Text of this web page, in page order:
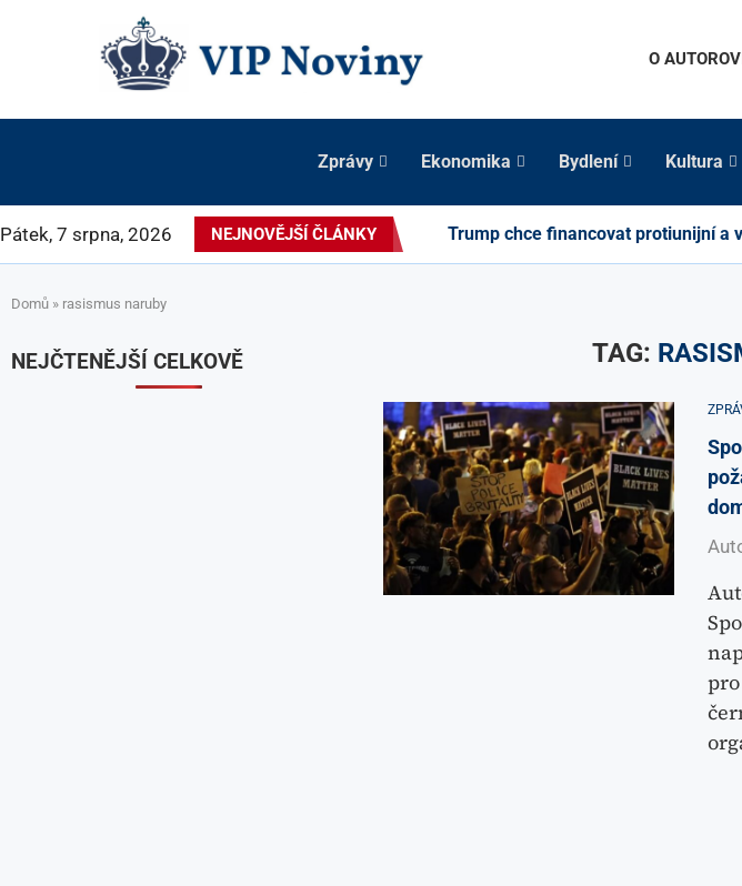
O
Zprávy Ekonomika Bydlení Kultura
Pátek, 7 srpna, 2026 NEJNOVĚJŠÍ ČLÁNKY Trump chce financovat protiunijní a
Domů » rasismus naruby
TAG:
NEJČTENĚJŠÍ CELKOVĚ